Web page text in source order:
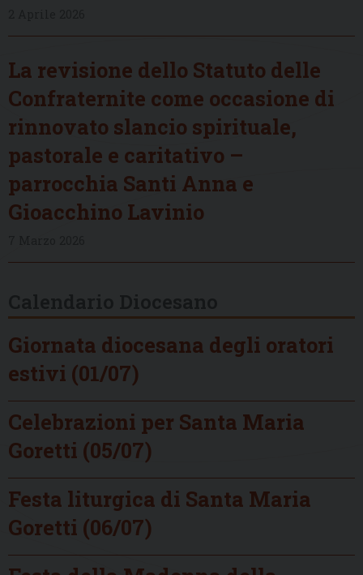
La revisione dello Statuto delle
Confraternite come occasione di
rinnovato slancio spirituale,
pastorale e caritativo –
parrocchia Santi Anna e
Gioacchino Lavinio
Giornata diocesana degli oratori
estivi (01/07)
Celebrazioni per Santa Maria
Goretti (05/07)
Festa liturgica di Santa Maria
Goretti (06/07)